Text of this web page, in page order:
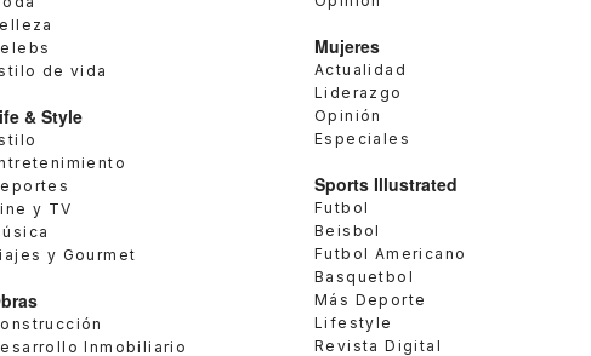
de vida
& Style
y TV
y Gourmet
Inmobiliario
Mujeres
Actualidad
Liderazgo
Opinión
Especiales
Sports Illustrated
Futbol
Beisbol
Futbol Americano
Basquetbol
Más Deporte
Lifestyle
Revista Digital